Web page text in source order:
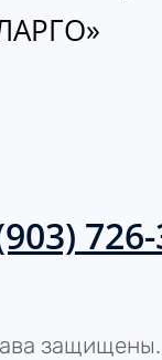
защищены.